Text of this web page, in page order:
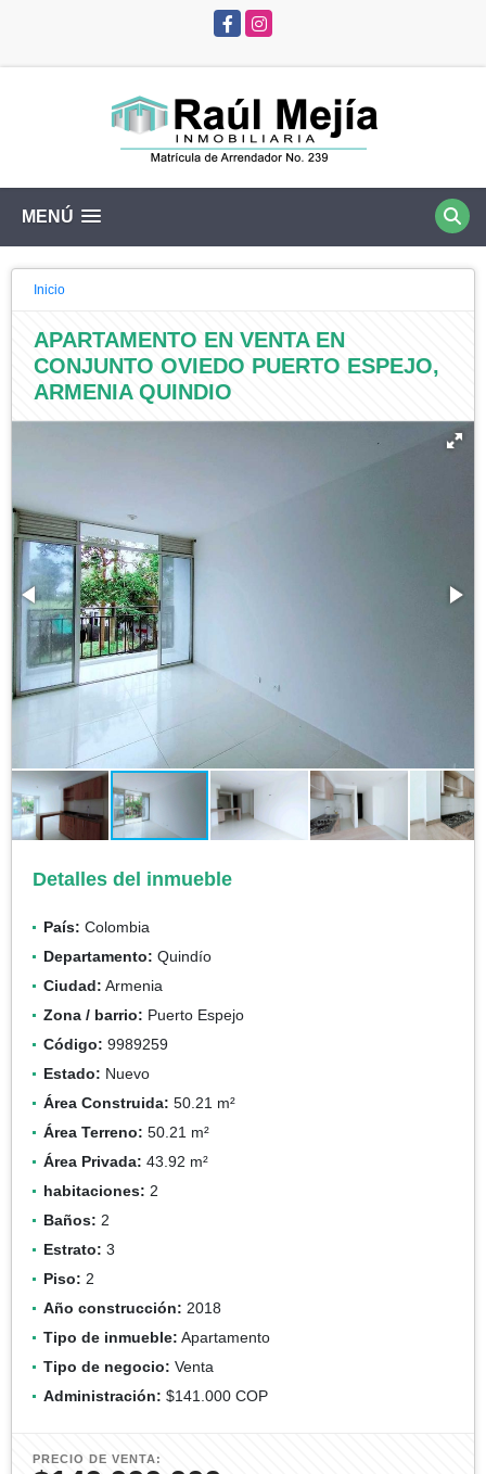
FacebookInstagram
MENÚ
Inicio
APARTAMENTO EN VENTA EN
CONJUNTO OVIEDO PUERTO ESPEJO,
ARMENIA QUINDIO
Detalles del inmueble
País: Colombia
Departamento: Quindío
Ciudad: Armenia
Zona / barrio: Puerto Espejo
Código: 9989259
Estado: Nuevo
Área Construida: 50.21 m²
Área Terreno: 50.21 m²
Área Privada: 43.92 m²
habitaciones: 2
Baños: 2
Estrato: 3
Piso: 2
Año construcción: 2018
Tipo de inmueble: Apartamento
Tipo de negocio: Venta
Administración: $141.000 COP
PRECIO DE VENTA: